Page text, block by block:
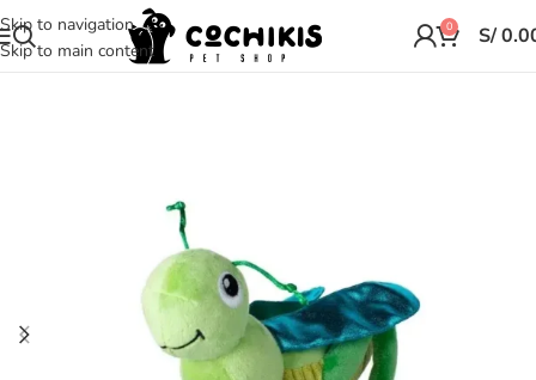
Skip to navigation
Skip to main content
0 S/